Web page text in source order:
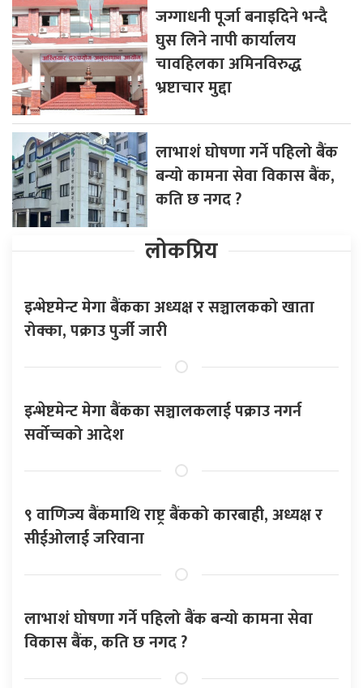
जग्गाधनी पूर्जा बनाइदिने भन्दै
घुस लिने नापी कार्यालय
चावहिलका अमिनविरुद्ध
भ्रष्टाचार मुद्दा
लाभाशं घोषणा गर्ने पहिलो बैंक
बन्यो कामना सेवा विकास बैंक,
कति छ नगद ?
लोकप्रिय
इन्भेष्टमेन्ट मेगा बैंकका अध्यक्ष र सञ्चालकको खाता
रोक्का, पक्राउ पुर्जी जारी
इन्भेष्टमेन्ट मेगा बैंकका सञ्चालकलाई पक्राउ नगर्न
सर्वोच्चको आदेश
९ वाणिज्य बैंकमाथि राष्ट्र बैंकको कारबाही, अध्यक्ष र
सीईओलाई जरिवाना
लाभाशं घोषणा गर्ने पहिलो बैंक बन्यो कामना सेवा
विकास बैंक, कति छ नगद ?